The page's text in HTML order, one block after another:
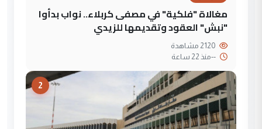
مغالاة "فلكية" في مصفى كربلاء.. نواب بدأوا
"نبش" العقود وتقديمها للزيدي
--منذ 22 ساعة
2